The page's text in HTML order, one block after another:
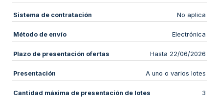
Sistema de contratación No aplica
Método de envío Electrónica
Plazo de presentación ofertas Hasta 22/06/2026
Presentación A uno o varios lotes
Cantidad máxima de presentación de lotes 3